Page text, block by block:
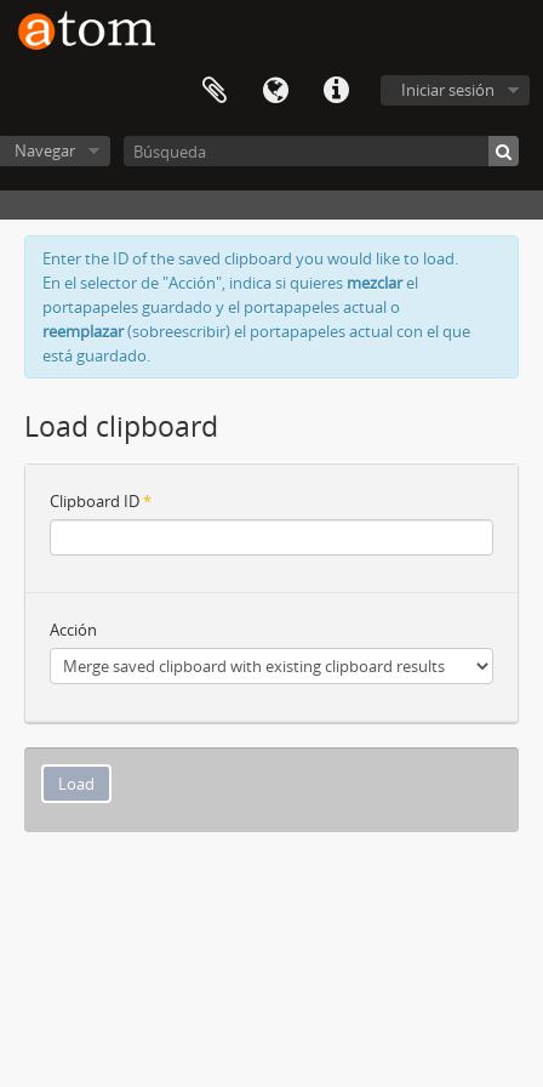
Iniciar sesión
Navegar
Enter the ID of the saved clipboard you would like to load.
En el selector de "Acción", indica si quieres mezclarel
portapapeles guardado y el portapapeles actual o
reemplazar(sobreescribir) el portapapeles actual con el que
está guardado.
Load clipboard
Clipboard ID*
Acción